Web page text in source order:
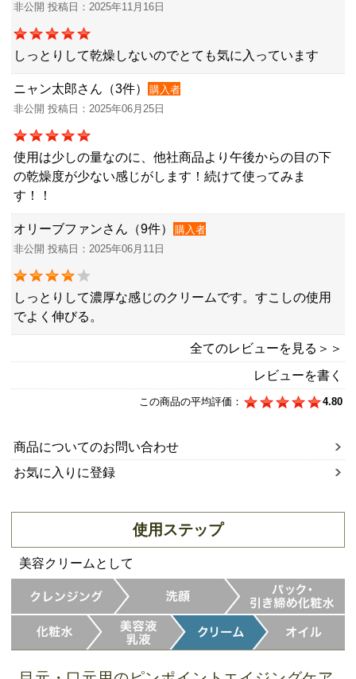
非公開 投稿日：2025年11月16日
しっとりして乾燥しないのでとても気に入っています
ニャン太郎さん（3件）
購入者
非公開 投稿日：2025年06月25日
使用は少しの量なのに、他社商品より午後からの目の下
の乾燥度が少ない感じがします！続けて使ってみま
す！！
オリーブファンさん（9件）
購入者
非公開 投稿日：2025年06月11日
しっとりして濃厚な感じのクリームです。すこしの使用
でよく伸びる。
全てのレビューを見る＞＞
レビューを書く
この商品の平均評価： 4.80
商品についてのお問い合わせ
お気に入りに登録
使用ステップ
美容クリームとして